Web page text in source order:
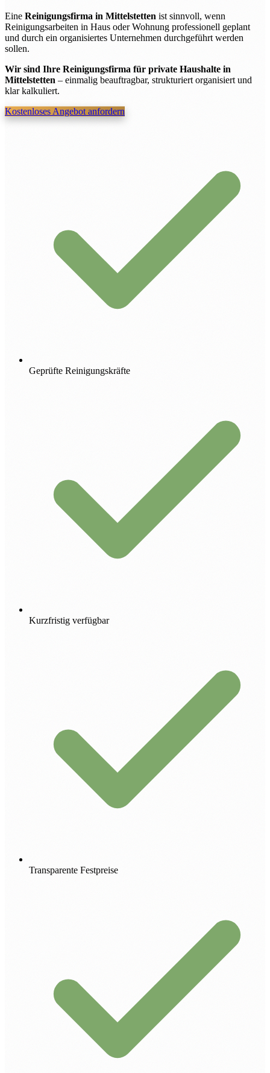
Eine Reinigungsfirma in Mittelstetten ist sinnvoll, wenn
Reinigungsarbeiten in Haus oder Wohnung professionell geplant
und durch ein organisiertes Unternehmen durchgeführt werden
sollen.
Wir sind Ihre Reinigungsfirma für private Haushalte in
Mittelstetten – einmalig beauftragbar, strukturiert organisiert und
klar kalkuliert.
Kostenloses Angebot anfordern
Geprüfte Reinigungskräfte
Kurzfristig verfügbar
Transparente Festpreise